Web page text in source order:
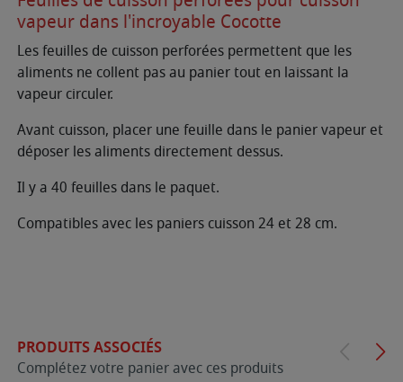
vapeur dans l'incroyable Cocotte
Les feuilles de cuisson perforées permettent que les
aliments ne collent pas au panier tout en laissant la
vapeur circuler.
Avant cuisson, placer une feuille dans le panier vapeur et
déposer les aliments directement dessus.
Il y a 40 feuilles dans le paquet.
Compatibles avec les paniers cuisson 24 et 28 cm.
PRODUITS ASSOCIÉS
Complétez votre panier avec ces produits